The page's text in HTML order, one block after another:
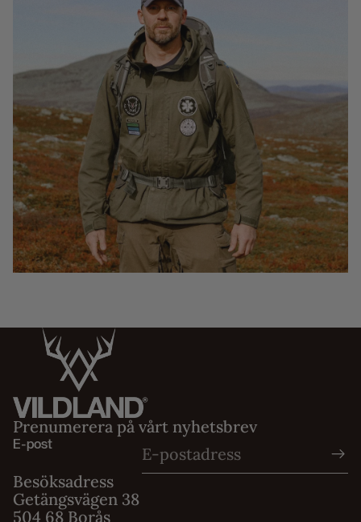
Prenumerera på vårt nyhetsbrev
E-post
Besöksadress
Getängsvägen 38
504 68 Borås